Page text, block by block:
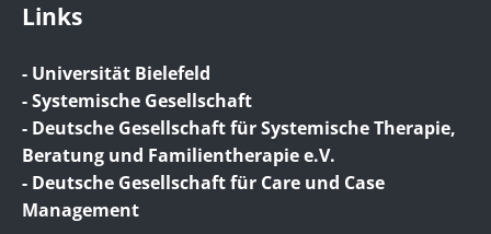
Links
- Universität Bielefeld
- Systemische Gesellschaft
- Deutsche Gesellschaft für Systemische Therapie,
Beratung und Familientherapie e.V.
- Deutsche Gesellschaft für Care und Case
Management